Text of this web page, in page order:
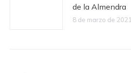
de la Almendra
8 de marzo de 2021